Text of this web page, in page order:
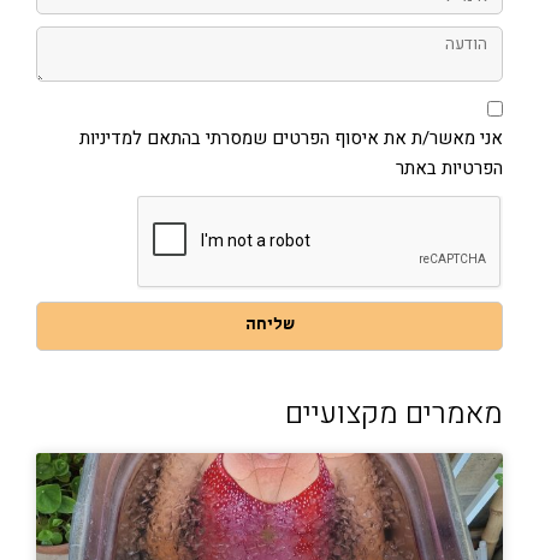
הודעה
אני
מאשר/ת
את
הפרטים
שמסרתי
באתר
אני מאשר/ת את איסוף הפרטים שמסרתי בהתאם למדיניות
הפרטיות באתר
שליחה
מאמרים מקצועיים